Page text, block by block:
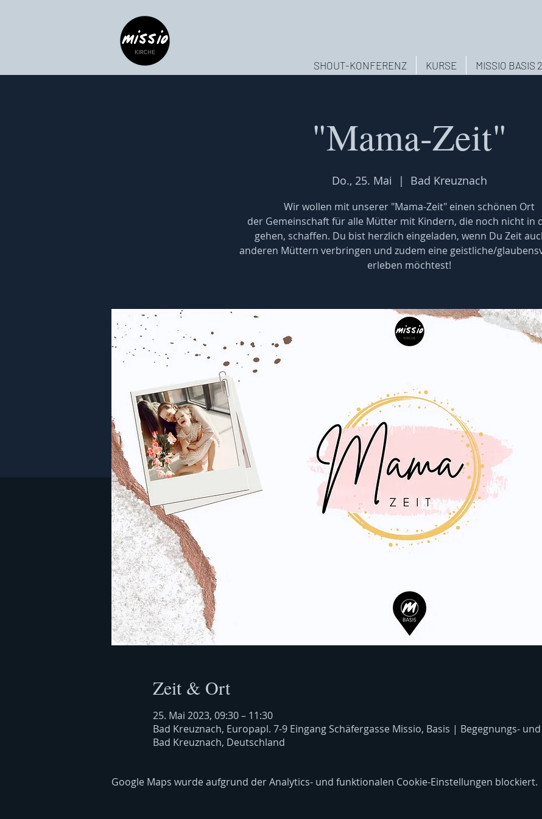
MISSIO BASIS
KURSE
SHOUT-KONFERENZ
"Mama-Zeit"
Do., 25. Mai
  |
Bad Kreuznach
Wir wollen mit unserer "Mama-Zeit" einen schönen Ort
der Gemeinschaft für alle Mütter mit Kindern, die noch nicht in
gehen, schaffen. Du bist herzlich eingeladen, wenn Du Zeit
anderen Müttern verbringen und zudem eine geistliche/
erleben möchtest!
Zeit & Ort
25. Mai 2023, 09:30 – 11:30
Bad Kreuznach, Europapl. 7-9 Eingang Schäfergasse Missio, Basis | Begegnungs-
Bad Kreuznach, Deutschland
Google Maps wurde aufgrund der Analytics- und funktionalen Cookie-Einstellungen blockiert.